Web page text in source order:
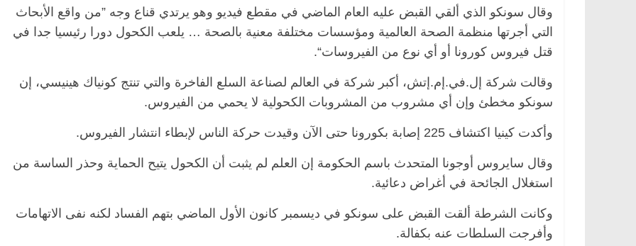
وقال سونكو الذي ألقي القبض عليه العام الماضي في مقطع فيديو وهو يرتدي قناع وجه ”من واقع الأبحاث
التي أجرتها منظمة الصحة العالمية ومؤسسات مختلفة معنية بالصحة … يلعب الكحول دورا رئيسيا جدا في
قتل فيروس كورونا أو أي نوع من الفيروسات“.
وقالت شركة إل.في.إم.إتش، أكبر شركة في العالم لصناعة السلع الفاخرة والتي تنتج كونياك هينيسي، إن
سونكو مخطئ وإن أي مشروب من المشروبات الكحولية لا يحمي من الفيروس.
وأكدت كينيا اكتشاف 225 إصابة بكورونا حتى الآن وقيدت حركة الناس لإبطاء انتشار الفيروس.
وقال سايروس أوجونا المتحدث باسم الحكومة إن العلم لم يثبت أن الكحول يتيح الحماية وحذر الساسة من
استغلال الجائحة في أغراض دعائية.
وكانت الشرطة ألقت القبض على سونكو في ديسمبر كانون الأول الماضي بتهم الفساد لكنه نفى الاتهامات
وأفرجت السلطات عنه بكفالة.
21 فبراير، 2026 26 يناير، 2026